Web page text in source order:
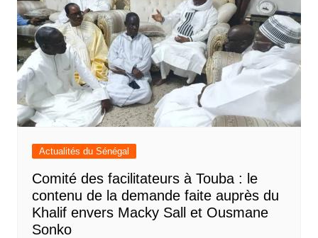
Actualités du Sénégal
Comité des facilitateurs à Touba : le
contenu de la demande faite auprès du
Khalif envers Macky Sall et Ousmane
Sonko